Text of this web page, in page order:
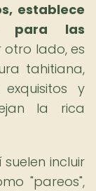
establece
para las
otro lado, es
tahitiana,
y
la rica
incluir
"pareos",